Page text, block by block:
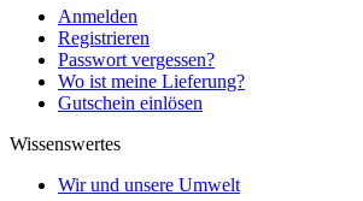
Anmelden
Registrieren
Passwort vergessen?
Wo ist meine Lieferung?
Gutschein einlösen
Wissenswertes
Wir und unsere Umwelt